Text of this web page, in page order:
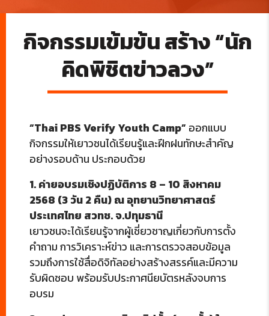
กิจกรรมเข้มข้น สร้าง “นัก
คิดพิชิตข่าวลวง”
“Thai PBS Verify Youth Camp” ออกแบบ
กิจกรรมให้เยาวชนได้เรียนรู้และฝึกฝนทักษะสำคัญ
อย่างรอบด้าน ประกอบด้วย
1. ค่ายอบรมเชิงปฏิบัติการ 8 – 10 สิงหาคม
2568 (3 วัน 2 คืน) ณ อุทยานวิทยาศาสตร์
ประเทศไทย สวทช. จ.ปทุมธานี
เยาวชนจะได้เรียนรู้จากผู้เชี่ยวชาญเกี่ยวกับการตั้ง
คำถาม การวิเคราะห์ข่าว และการตรวจสอบข้อมูล
รวมถึงการใช้สื่อดิจิทัลอย่างสร้างสรรค์และมีความ
รับผิดชอบ พร้อมรับประกาศนียบัตรหลังจบการ
อบรม